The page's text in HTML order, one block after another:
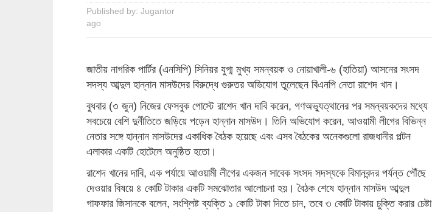
Published by: Jugantor
ago
জাতীয় নাগরিক পার্টির (এনসিপি) সিনিয়র যুগ্ম মুখ্য সমন্বয়ক ও নোয়াখালী-৬ (হাতিয়া) আসনের সংসদ
সদস্য আব্দুল হান্নান মাসউদের বিরুদ্ধে গুরুতর অভিযোগ তুলেছেন বিএনপি নেতা রাশেদ খান।
বুধবার (৩ জুন) নিজের ফেসবুক পোস্টে রাশেদ খান দাবি করেন, গণঅভ্যুত্থানের পর সমন্বয়কদের মধ্যে
সবচেয়ে বেশি দুর্নীতিতে জড়িয়ে পড়েন হান্নান মাসউদ। তিনি অভিযোগ করেন, আওয়ামী লীগের বিভিন্ন
নেতার সঙ্গে হান্নান মাসউদের একাধিক বৈঠক হয়েছে এবং এসব বৈঠকের অনেকগুলো রাজধানীর পল্টন
এলাকার একটি হোটেলে অনুষ্ঠিত হতো।
রাশেদ খানের দাবি, এক পর্যায়ে আওয়ামী লীগের একজন সাবেক সংসদ সদস্যকে বিমানবন্দর পর্যন্ত পৌঁছে
দেওয়ার বিষয়ে ৪ কোটি টাকার একটি সমঝোতার আলোচনা হয়। বৈঠক শেষে হান্নান মাসউদ আব্দুল
গাফফার জিসানকে বলেন, সংশ্লিষ্ট ব্যক্তি ১ কোটি টাকা দিতে চান, তবে ৩ কোটি টাকায় চুক্তি করার চেষ্টা